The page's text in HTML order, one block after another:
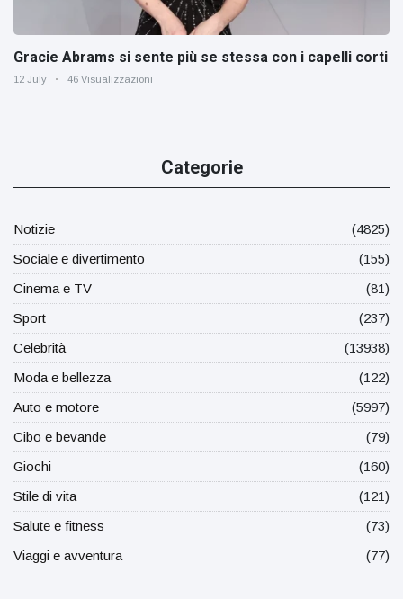
Gracie Abrams si sente più se stessa con i capelli corti
12 July 46 Visualizzazioni
Categorie
Notizie
(4825)
Sociale e divertimento
(155)
Cinema e TV
(81)
Sport
(237)
Celebrità
(13938)
Moda e bellezza
(122)
Auto e motore
(5997)
Cibo e bevande
(79)
Giochi
(160)
Stile di vita
(121)
Salute e fitness
(73)
Viaggi e avventura
(77)